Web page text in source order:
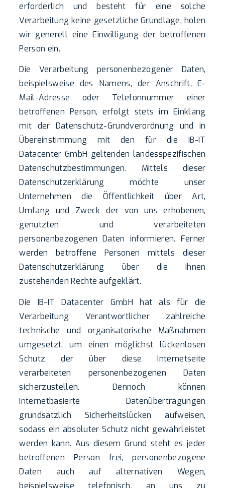
erforderlich und besteht für eine solche
Verarbeitung keine gesetzliche Grundlage, holen
wir generell eine Einwilligung der betroffenen
Person ein.
Die Verarbeitung personenbezogener Daten,
beispielsweise des Namens, der Anschrift, E-
Mail-Adresse oder Telefonnummer einer
betroffenen Person, erfolgt stets im Einklang
mit der Datenschutz-Grundverordnung und in
Übereinstimmung mit den für die IB-IT
Datacenter GmbH geltenden landesspezifischen
Datenschutzbestimmungen. Mittels dieser
Datenschutzerklärung möchte unser
Unternehmen die Öffentlichkeit über Art,
Umfang und Zweck der von uns erhobenen,
genutzten und verarbeiteten
personenbezogenen Daten informieren. Ferner
werden betroffene Personen mittels dieser
Datenschutzerklärung über die ihnen
zustehenden Rechte aufgeklärt.
Die IB-IT Datacenter GmbH hat als für die
Verarbeitung Verantwortlicher zahlreiche
technische und organisatorische Maßnahmen
umgesetzt, um einen möglichst lückenlosen
Schutz der über diese Internetseite
verarbeiteten personenbezogenen Daten
sicherzustellen. Dennoch können
Internetbasierte Datenübertragungen
grundsätzlich Sicherheitslücken aufweisen,
sodass ein absoluter Schutz nicht gewährleistet
werden kann. Aus diesem Grund steht es jeder
betroffenen Person frei, personenbezogene
Daten auch auf alternativen Wegen,
beispielsweise telefonisch, an uns zu